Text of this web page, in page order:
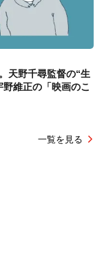
天野千尋監督の“生
維正の「映画のこ
一覧を見る